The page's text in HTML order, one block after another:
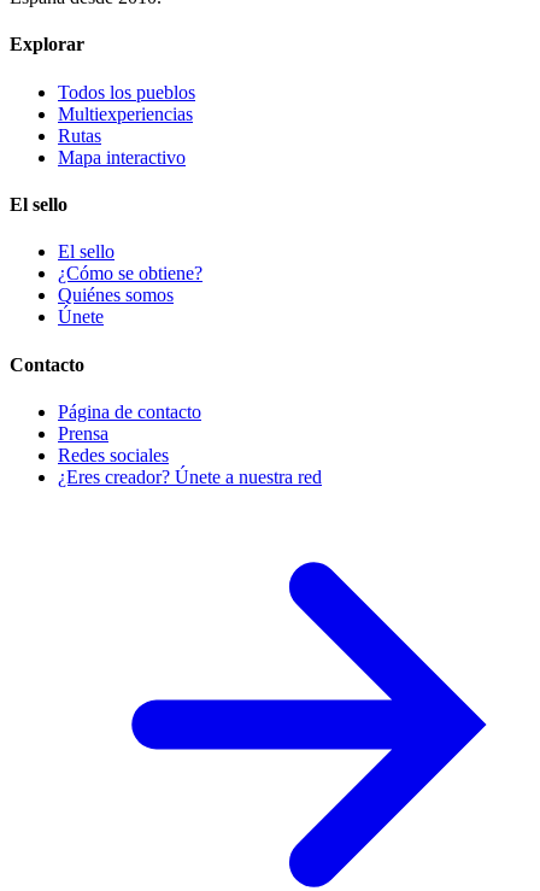
Explorar
Todos los pueblos
Multiexperiencias
Rutas
Mapa interactivo
El sello
El sello
¿Cómo se obtiene?
Quiénes somos
Únete
Contacto
Página de contacto
Prensa
Redes sociales
¿Eres creador? Únete a nuestra red